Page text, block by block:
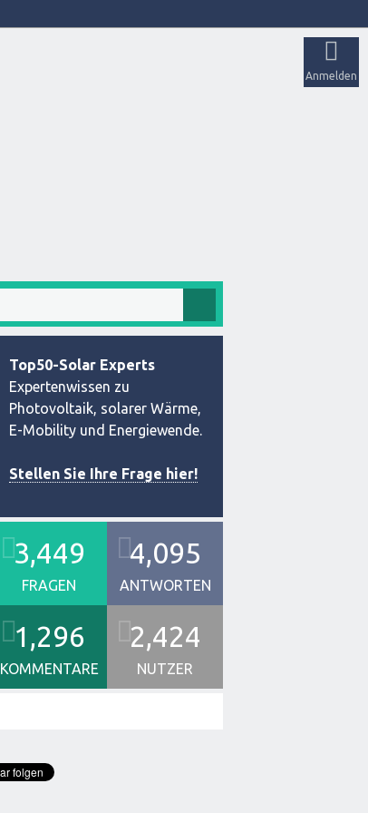
Anmelden
Top50-Solar Experts
Expertenwissen zu
Photovoltaik, solarer Wärme,
E-Mobility und Energiewende.
Stellen Sie Ihre Frage hier!
3,449
FRAGEN
4,095
ANTWORTEN
1,296
KOMMENTARE
2,424
NUTZER